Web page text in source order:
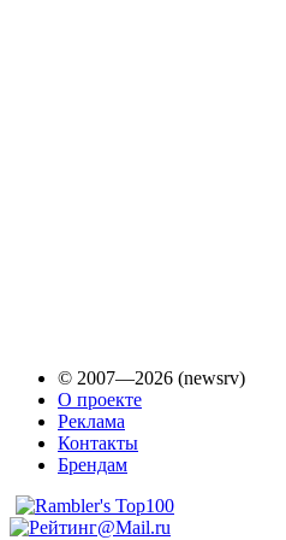
© 2007—2026 (newsrv)
О проекте
Реклама
Контакты
Брендам